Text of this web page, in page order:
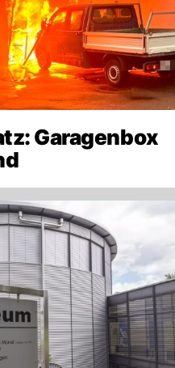
Garagenbox